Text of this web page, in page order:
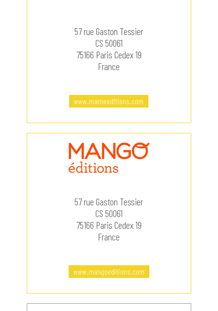
57 rue Gaston Tessier
CS 50061
75166 Paris Cedex 19
France
www.mameeditions.com
57 rue Gaston Tessier
CS 50061
75166 Paris Cedex 19
France
www.mangoeditions.com